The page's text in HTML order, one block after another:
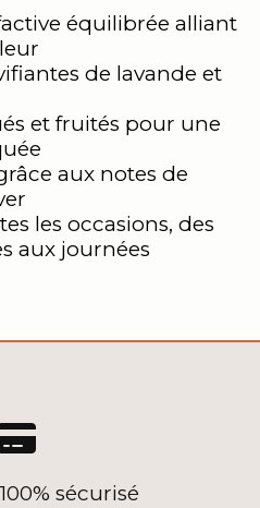
équilibrée alliant
de lavande et
et fruités pour une
aux notes de
les occasions, des
aux journées
sécurisé